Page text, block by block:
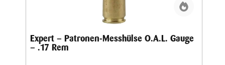
Expert – Patronen-Messhülse O.A.L. Gauge
– .17 Rem